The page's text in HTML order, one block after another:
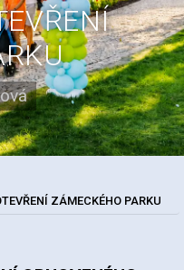
ZÁMECKÉHO PARKU